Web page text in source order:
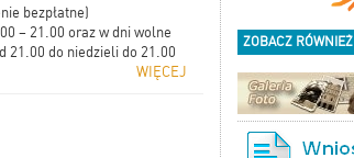
bezpłatne)
– 21.00 oraz w dni wolne
21.00 do niedzieli do 21.00
WIĘCEJ
ZOBACZ RÓWNIEŻ